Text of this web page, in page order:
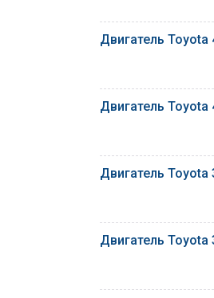
Двигатель Toyota
Двигатель Toyota
Двигатель Toyota
Двигатель Toyota